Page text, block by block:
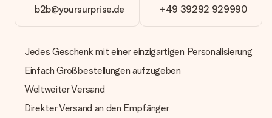
Wie kann ich meine Bestellung bezahlen?
Wir bieten die folgenden Zahlungsoptionen an: Vorauskasse
mit normaler Überweisung, Sofortüberweisung, Paypal,
manuellen Überweisung verlängert sich die Lieferzeit des
Geschenks jedoch um 3 Werktage.
Geschenk empfangen
Was, wenn das Geschenk meine Erwartungen nicht
b2b@yoursurprise.de +49 39292 929990
Jedes Geschenk mit einer einzigartigen Personalisierung
Einfach Großbestellungen aufzugeben
Weltweiter Versand
Direkter Versand an den Empfänger